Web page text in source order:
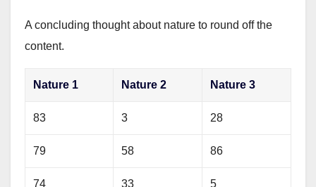
A concluding thought about nature to round off the
content.
Nature 1 Nature 2 Nature 3
83 3 28
79 58 86
74 33 5